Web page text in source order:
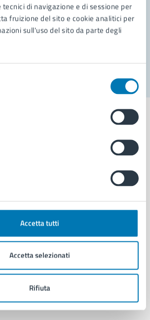
di navigazione e di sessione per
fruizione del sito e cookie analitici per
sull'uso del sito da parte degli
Accetta tutti
Accetta selezionati
Rifiuta
Napoli
e protocollo